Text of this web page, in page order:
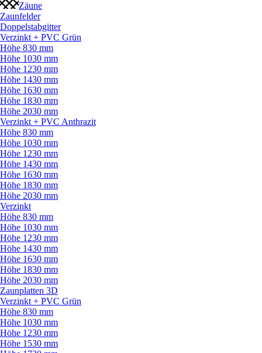
Zäune
Zaunfelder
Doppelstabgitter
Verzinkt + PVC Grün
Höhe 830 mm
Höhe 1030 mm
Höhe 1230 mm
Höhe 1430 mm
Höhe 1630 mm
Höhe 1830 mm
Höhe 2030 mm
Verzinkt + PVC Anthrazit
Höhe 830 mm
Höhe 1030 mm
Höhe 1230 mm
Höhe 1430 mm
Höhe 1630 mm
Höhe 1830 mm
Höhe 2030 mm
Verzinkt
Höhe 830 mm
Höhe 1030 mm
Höhe 1230 mm
Höhe 1430 mm
Höhe 1630 mm
Höhe 1830 mm
Höhe 2030 mm
Zaunplatten 3D
Verzinkt + PVC Grün
Höhe 830 mm
Höhe 1030 mm
Höhe 1230 mm
Höhe 1530 mm